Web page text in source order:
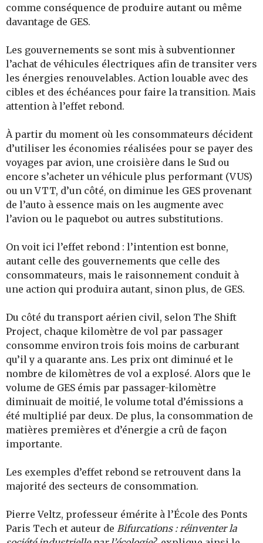
comme conséquence de produire autant ou même
davantage de GES.
Les gouvernements se sont mis à subventionner
l’achat de véhicules électriques afin de transiter vers
les énergies renouvelables. Action louable avec des
cibles et des échéances pour faire la transition. Mais
attention à l’effet rebond.
À partir du moment où les consommateurs décident
d’utiliser les économies réalisées pour se payer des
voyages par avion, une croisière dans le Sud ou
encore s’acheter un véhicule plus performant (VUS)
ou un VTT, d’un côté, on diminue les GES provenant
de l’auto à essence mais on les augmente avec
l’avion ou le paquebot ou autres substitutions.
On voit ici l’effet rebond : l’intention est bonne,
autant celle des gouvernements que celle des
consommateurs, mais le raisonnement conduit à
une action qui produira autant, sinon plus, de GES.
Du côté du transport aérien civil, selon The Shift
Project, chaque kilomètre de vol par passager
consomme environ trois fois moins de carburant
qu’il y a quarante ans. Les prix ont diminué et le
nombre de kilomètres de vol a explosé. Alors que le
volume de GES émis par passager-kilomètre
diminuait de moitié, le volume total d’émissions a
été multiplié par deux. De plus, la consommation de
matières premières et d’énergie a crû de façon
importante.
Les exemples d’effet rebond se retrouvent dans la
majorité des secteurs de consommation.
Pierre Veltz, professeur émérite à l’École des Ponts
Paris Tech et auteur de Bifurcations : réinventer la